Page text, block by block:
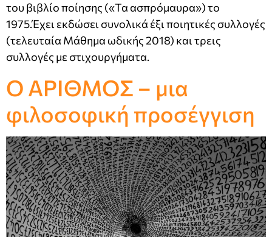
του βιβλίο ποίησης («Τα ασπρόμαυρα») το
1975.Έχει εκδώσει συνολικά έξι ποιητικές συλλογές
(τελευταία Μάθημα ωδικής 2018) και τρεις
συλλογές με στιχουργήματα.
Ο ΑΡΙΘΜΟΣ – μια
φιλοσοφική προσέγγιση